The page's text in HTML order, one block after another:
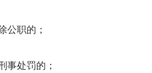
公职的；
事处罚的；